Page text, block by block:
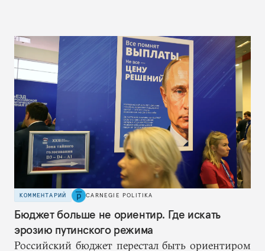
КОММЕНТАРИЙ CARNEGIE POLITIKA
Бюджет больше не ориентир. Где искать
эрозию путинского режима
Российский бюджет перестал быть ориентиром